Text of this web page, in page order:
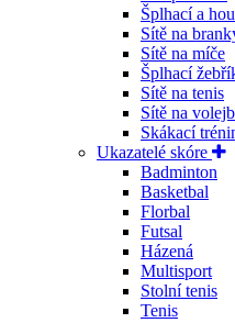
Šplhací a
Sítě na
Sítě na míče
Šplhací
Sítě na tenis
Sítě na
Skákací
Ukazatelé skóre
Badminton
Basketbal
Florbal
Futsal
Házená
Multisport
Stolní tenis
Tenis